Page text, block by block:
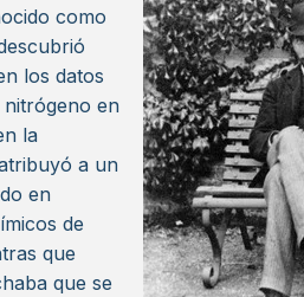
como
los datos
en
la
a un
en
de
que
que se